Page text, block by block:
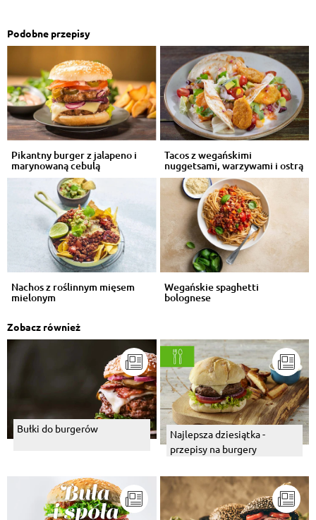
Podobne przepisy
Pikantny burger z jalapeno i
marynowaną cebulą
Tacos z wegańskimi
nuggetsami, warzywami i ostrą
salsą
Nachos z roślinnym mięsem
mielonym
Wegańskie spaghetti
bolognese
Zobacz również
Bułki do burgerów
Najlepsza dziesiątka -
przepisy na burgery